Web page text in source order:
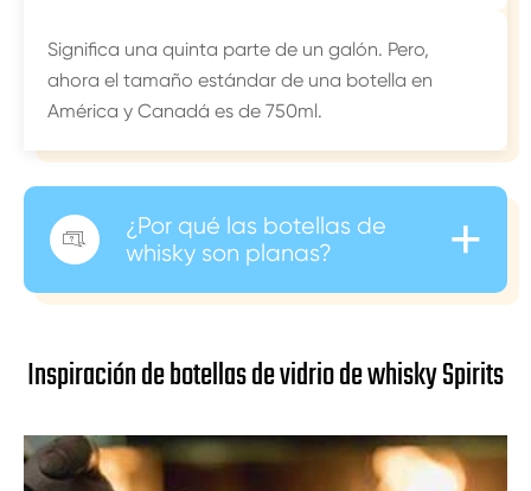
Significa una quinta parte de un galón. Pero,
ahora el tamaño estándar de una botella en
América y Canadá es de 750ml.

¿Por qué las botellas de
whisky son planas?
+
Inspiración de botellas de vidrio de whisky Spirits